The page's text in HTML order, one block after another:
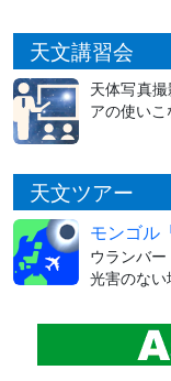
天文講習会
天体写真
アの使い
天文ツアー
モンゴル
ウランバ
光害のな